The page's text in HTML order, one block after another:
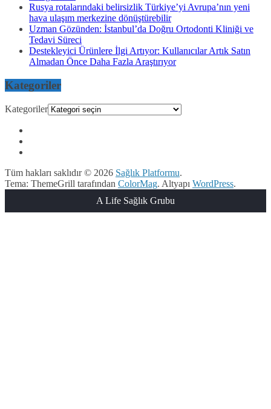
Rusya rotalarındaki belirsizlik Türkiye’yi Avrupa’nın yeni
hava ulaşım merkezine dönüştürebilir
Uzman Gözünden: İstanbul’da Doğru Ortodonti Kliniği ve
Tedavi Süreci
Destekleyici Ürünlere İlgi Artıyor: Kullanıcılar Artık Satın
Almadan Önce Daha Fazla Araştırıyor
Kategoriler
Kategoriler
Tüm hakları saklıdır © 2026 Sağlık Platformu.
Tema: ThemeGrill tarafından ColorMag. Altyapı WordPress.
A Life Sağlık Grubu